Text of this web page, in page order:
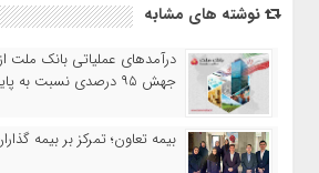
نوشته های مشابه
جهش ۹۵ درصدی نسبت به پایان تیرماه ۱۴۰۴
بیمه تعاون؛ تمرکز بر بیمه